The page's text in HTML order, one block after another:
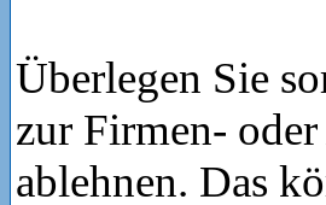
Überlegen Sie
zur Firmen-
ablehnen. Das